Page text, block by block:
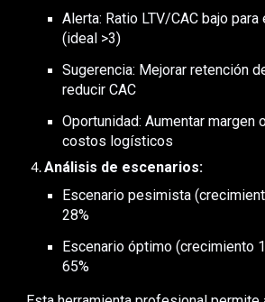
Alerta: Ratio LTV/CAC bajo
(ideal >3)
Sugerencia: Mejorar retención
reducir CAC
Oportunidad: Aumentar margen
costos logísticos
Análisis de escenarios:
Escenario pesimista
28%
Escenario óptimo (crecimiento
65%